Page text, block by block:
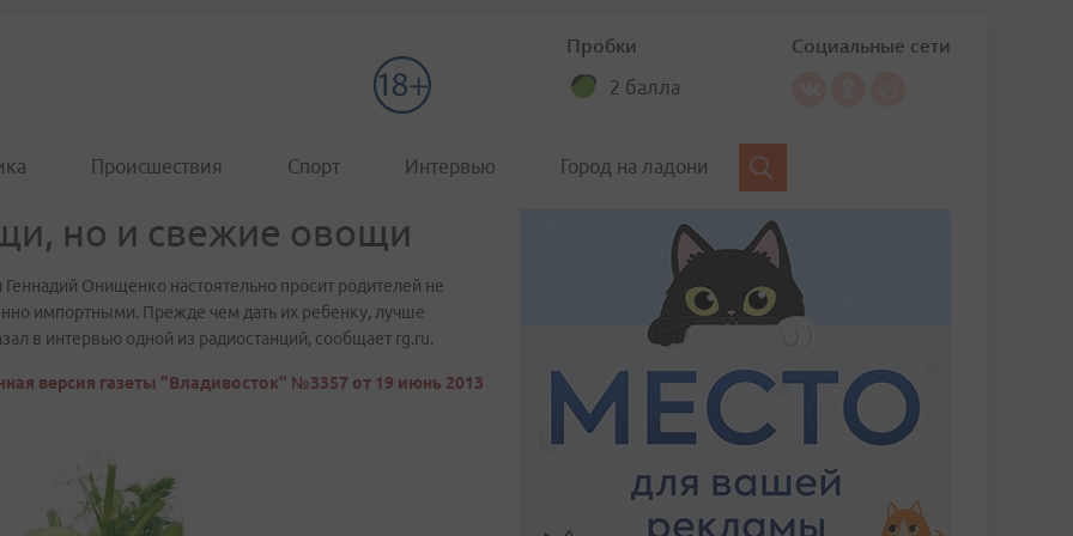
Пробки
2 балла
Социальные сети
Происшествия Спорт Интервью Город на ладони
но и свежие овощи
Онищенко настоятельно просит родителей не
импортными. Прежде чем дать их ребенку, лучше
в интервью одной из радиостанций, сообщает rg.ru.
версия газеты "Владивосток" №3357 от 19 июнь 2013